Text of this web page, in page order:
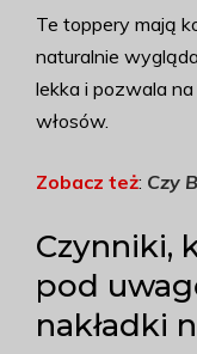
Te toppery mają
naturalnie
lekka i pozwala
włosów.
Zobacz też: Czy
Czynniki,
pod
nakładki